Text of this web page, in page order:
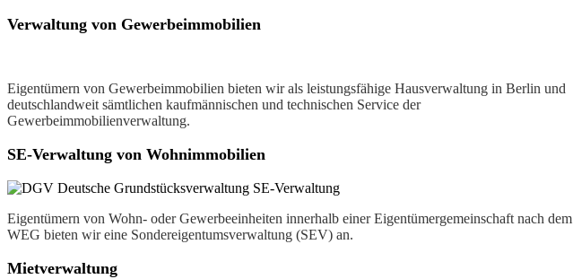
Verwaltung von Gewerbeimmobilien
Eigentümern von Gewerbeimmobilien bieten wir als leistungsfähige Hausverwaltung in Berlin und
deutschlandweit sämtlichen kaufmännischen und technischen Service der
Gewerbeimmobilienverwaltung.
SE-Verwaltung von Wohnimmobilien
Eigentümern von Wohn- oder Gewerbeeinheiten innerhalb einer Eigentümergemeinschaft nach dem
WEG bieten wir eine Sondereigentumsverwaltung (SEV) an.
Mietverwaltung